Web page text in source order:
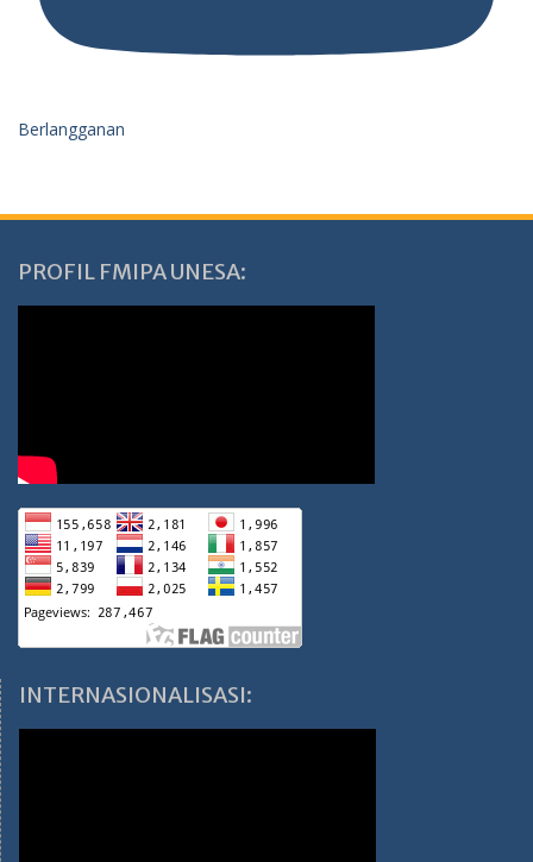
Berlangganan
PROFIL FMIPA UNESA:
INTERNASIONALISASI: